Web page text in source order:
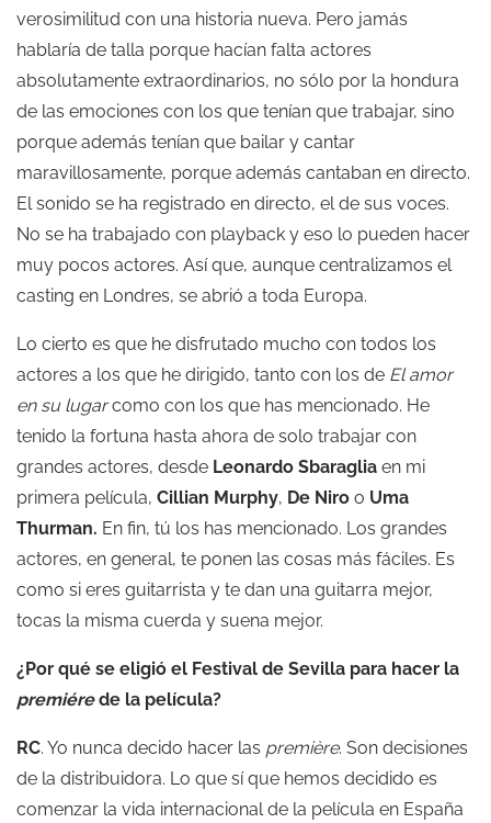
verosimilitud con una historia nueva. Pero jamás
hablaría de talla porque hacían falta actores
absolutamente extraordinarios, no sólo por la hondura
de las emociones con los que tenían que trabajar, sino
porque además tenían que bailar y cantar
maravillosamente, porque además cantaban en directo.
El sonido se ha registrado en directo, el de sus voces.
No se ha trabajado con playback y eso lo pueden hacer
muy pocos actores. Así que, aunque centralizamos el
casting en Londres, se abrió a toda Europa.
Lo cierto es que he disfrutado mucho con todos los
actores a los que he dirigido, tanto con los de El amor
en su lugarcomo con los que has mencionado. He
tenido la fortuna hasta ahora de solo trabajar con
grandes actores, desde Leonardo Sbaraglia en mi
primera película, Cillian Murphy, De Niro o Uma
Thurman. En fin, tú los has mencionado. Los grandes
actores, en general, te ponen las cosas más fáciles. Es
como si eres guitarrista y te dan una guitarra mejor,
tocas la misma cuerda y suena mejor.
¿Por qué se eligió el Festival de Sevilla para hacer la
premiérede la película?
RC. Yo nunca decido hacer las première. Son decisiones
de la distribuidora. Lo que sí que hemos decidido es
comenzar la vida internacional de la película en España